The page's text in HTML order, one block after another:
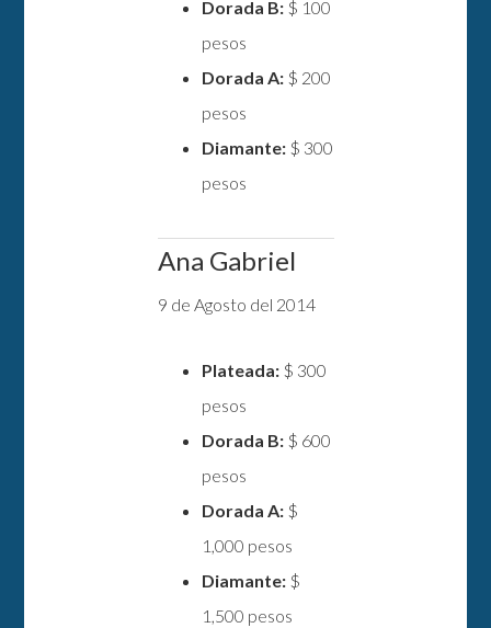
Dorada B:$ 100
pesos
Dorada A:$ 200
pesos
Diamante:$ 300
pesos
Ana Gabriel
9 de Agosto del 2014
Plateada:$ 300
pesos
Dorada B:$ 600
pesos
Dorada A:$
1,000 pesos
Diamante:$
1,500 pesos